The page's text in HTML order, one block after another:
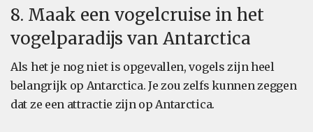
8. Maak een vogelcruise in het
vogelparadijs van Antarctica
Als het je nog niet is opgevallen, vogels zijn heel
belangrijk op Antarctica. Je zou zelfs kunnen zeggen
dat ze een attractie zijn op Antarctica.